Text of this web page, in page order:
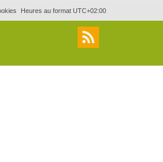
Heures au format UTC+02:00